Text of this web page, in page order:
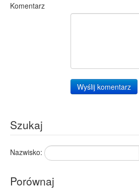
Komentarz
Wyślij komentarz
Szukaj
Nazwisko:
Porównaj